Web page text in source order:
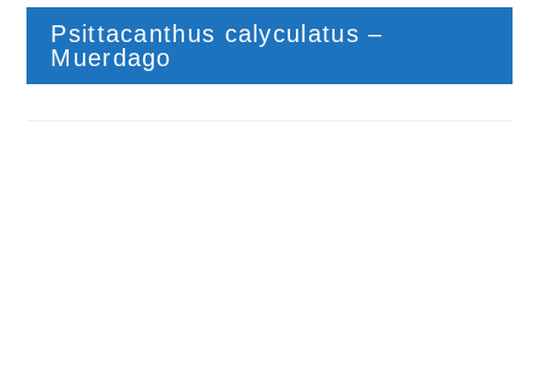
Psittacanthus calyculatus –
Muerdago